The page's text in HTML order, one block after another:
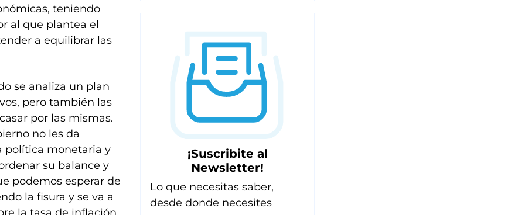
teniendo
al que plantea el
a equilibrar las
se analiza un plan
pero también las
por las mismas.
no les da
política monetaria y
su balance y
podemos esperar de
la fisura y se va a
¡Suscribite al
Newsletter!
Lo que necesitas saber,
desde donde necesites